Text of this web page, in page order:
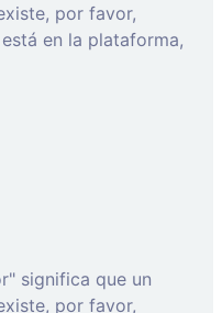
por favor,
en la plataforma,
significa que un
por favor,